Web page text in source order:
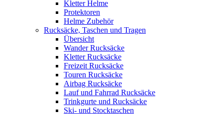
Kletter Helme
Protektoren
Helme Zubehör
Rucksäcke, Taschen und Tragen
Übersicht
Wander Rucksäcke
Kletter Rucksäcke
Freizeit Rucksäcke
Touren Rucksäcke
Airbag Rucksäcke
Lauf und Fahrrad Rucksäcke
Trinkgurte und Rucksäcke
Ski- und Stocktaschen